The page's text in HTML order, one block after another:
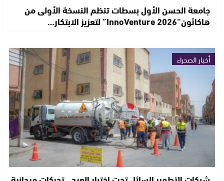
جامعة الحسن الأول بسطات تنظم النسخة الأولى من
هاكاثون“InnoVenture 2026” لتعزيز الابتكار…
أخبار الصحراء